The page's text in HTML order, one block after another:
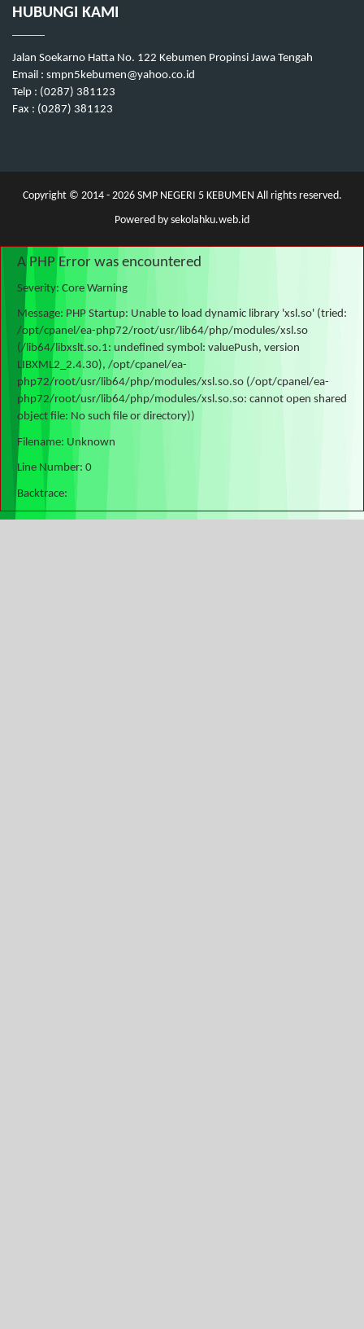
HUBUNGI KAMI
Jalan Soekarno Hatta No. 122 Kebumen Propinsi Jawa Tengah
Email : smpn5kebumen@yahoo.co.id
Telp : (0287) 381123
Fax : (0287) 381123
Copyright © 2014 - 2026SMP NEGERI 5 KEBUMEN All rights reserved.
Powered by sekolahku.web.id
A PHP Error was encountered
Severity: Core Warning
Message: PHP Startup: Unable to load dynamic library 'xsl.so' (tried:
/opt/cpanel/ea-php72/root/usr/lib64/php/modules/xsl.so
(/lib64/libxslt.so.1: undefined symbol: valuePush, version
LIBXML2_2.4.30), /opt/cpanel/ea-
php72/root/usr/lib64/php/modules/xsl.so.so (/opt/cpanel/ea-
php72/root/usr/lib64/php/modules/xsl.so.so: cannot open shared
object file: No such file or directory))
Filename: Unknown
Line Number: 0
Backtrace: